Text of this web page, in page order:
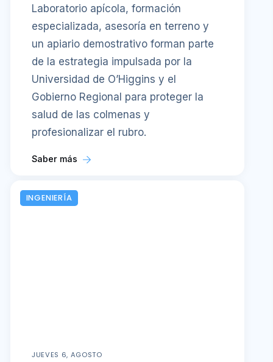
Laboratorio apícola, formación
especializada, asesoría en terreno y
un apiario demostrativo forman parte
de la estrategia impulsada por la
Universidad de O’Higgins y el
Gobierno Regional para proteger la
salud de las colmenas y
profesionalizar el rubro.
Saber más
INGENIERÍA
JUEVES 6, AGOSTO